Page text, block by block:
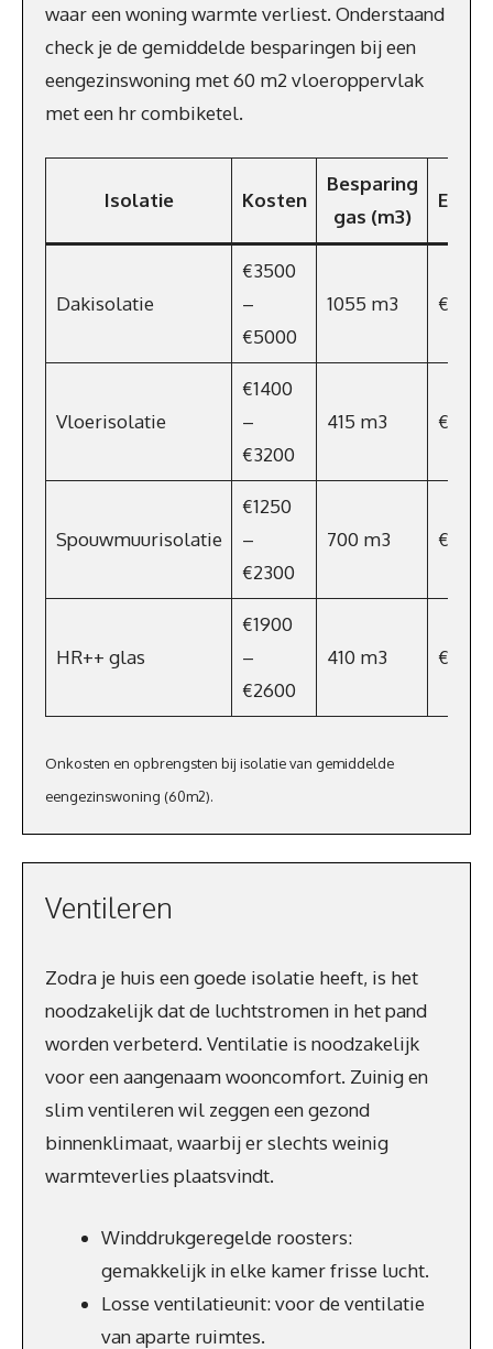
waar een woning warmte verliest. Onderstaand
check je de gemiddelde besparingen bij een
eengezinswoning met 60 m2 vloeroppervlak
met een hr combiketel.
Isolatie Kosten
Besparing
gas (m3)
Dakisolatie
€3500
–
€5000
1055 m3 €717
Vloerisolatie
€1400
–
€3200
415 m3 €282
Spouwmuurisolatie
€1250
–
€2300
700 m3 €476
HR++ glas
€1900
–
€2600
410 m3
Onkosten en opbrengsten bij isolatie van gemiddelde
eengezinswoning (60m2).
Ventileren
Zodra je huis een goede isolatie heeft, is het
noodzakelijk dat de luchtstromen in het pand
worden verbeterd. Ventilatie is noodzakelijk
voor een aangenaam wooncomfort. Zuinig en
slim ventileren wil zeggen een gezond
binnenklimaat, waarbij er slechts weinig
warmteverlies plaatsvindt.
Winddrukgeregelde roosters:
gemakkelijk in elke kamer frisse lucht.
Losse ventilatieunit: voor de ventilatie
van aparte ruimtes.